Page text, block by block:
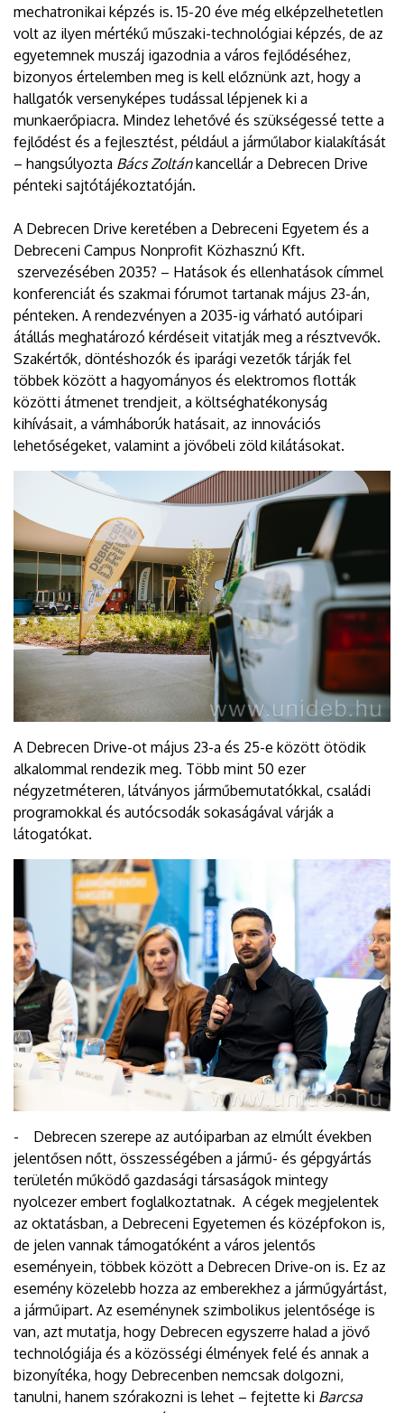
mechatronikai képzés is. 15-20 éve még elképzelhetetlen
volt az ilyen mértékű műszaki-technológiai képzés, de az
egyetemnek muszáj igazodnia a város fejlődéséhez,
bizonyos értelemben meg is kell előznünk azt, hogy a
hallgatók versenyképes tudással lépjenek ki a
munkaerőpiacra. Mindez lehetővé és szükségessé tette a
fejlődést és a fejlesztést, például a járműlabor kialakítását
– hangsúlyozta Bács Zoltánkancellár a Debrecen Drive
pénteki sajtótájékoztatóján.
A Debrecen Drive keretében a Debreceni Egyetem és a
Debreceni Campus Nonprofit Közhasznú Kft.
szervezésében 2035? – Hatások és ellenhatások címmel
konferenciát és szakmai fórumot tartanak május 23-án,
pénteken. A rendezvényen a 2035-ig várható autóipari
átállás meghatározó kérdéseit vitatják meg a résztvevők.
Szakértők, döntéshozók és iparági vezetők tárják fel
többek között a hagyományos és elektromos flották
közötti átmenet trendjeit, a költséghatékonyság
kihívásait, a vámháborúk hatásait, az innovációs
lehetőségeket, valamint a jövőbeli zöld kilátásokat.
A Debrecen Drive-ot május 23-a és 25-e között ötödik
alkalommal rendezik meg. Több mint 50 ezer
négyzetméteren, látványos járműbemutatókkal, családi
programokkal és autócsodák sokaságával várják a
látogatókat.
- Debrecen szerepe az autóiparban az elmúlt években
jelentősen nőtt, összességében a jármű- és gépgyártás
területén működő gazdasági társaságok mintegy
nyolcezer embert foglalkoztatnak. A cégek megjelentek
az oktatásban, a Debreceni Egyetemen és középfokon is,
de jelen vannak támogatóként a város jelentős
eseményein, többek között a Debrecen Drive-on is. Ez az
esemény közelebb hozza az emberekhez a járműgyártást,
a járműipart. Az eseménynek szimbolikus jelentősége is
van, azt mutatja, hogy Debrecen egyszerre halad a jövő
technológiája és a közösségi élmények felé és annak a
bizonyítéka, hogy Debrecenben nemcsak dolgozni,
tanulni, hanem szórakozni is lehet – fejtette ki Barcsa